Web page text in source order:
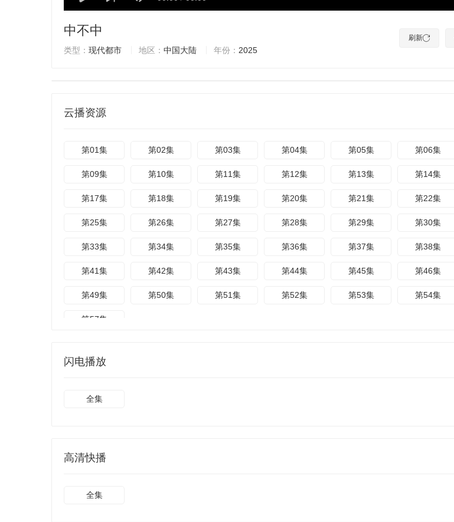
刷新
中不中
类型： 现代都市 地区： 中国大陆 年份： 2025
云播资源
第01集 第02集 第03集 第04集 第05集 第06集
第09集 第10集 第11集 第12集 第13集 第14集
第17集 第18集 第19集 第20集 第21集 第22集
第25集 第26集 第27集 第28集 第29集 第30集
第33集 第34集 第35集 第36集 第37集 第38集
第41集 第42集 第43集 第44集 第45集 第46集
第49集 第50集 第51集 第52集 第53集 第54集
第57集
闪电播放
全集
高清快播
全集